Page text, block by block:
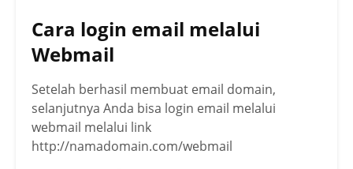
Cara login email melalui
Webmail
Setelah berhasil membuat email domain,
selanjutnya Anda bisa login email melalui
webmail melalui link
http://namadomain.com/webmail